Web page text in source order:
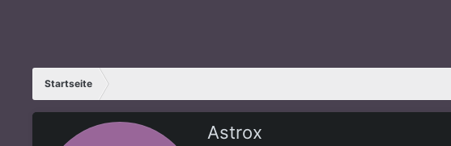
Startseite
Astrox